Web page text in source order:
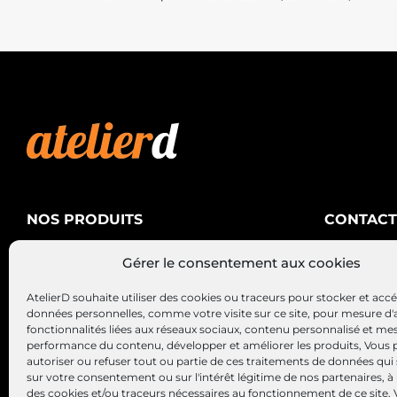
Gérer le consentement aux cookies
AtelierD souhaite utiliser des cookies ou traceurs pour stocker et
données personnelles, comme votre visite sur ce site, pour mesure
fonctionnalités liées aux réseaux sociaux, contenu personnalisé et
performance du contenu, développer et améliorer les produits, Vous
autoriser ou refuser tout ou partie de ces traitements de données qui
sur votre consentement ou sur l'intérêt légitime de nos partenaires, à
des cookies et/ou traceurs nécessaires au fonctionnement de ce site.
NOS PRODUITS
Alternateurs – Démarreurs
CONTACT
AtelierD
88200
03 29 22 34